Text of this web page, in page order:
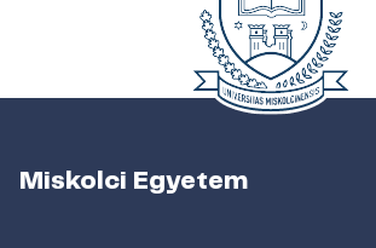
Miskolci Egyetem